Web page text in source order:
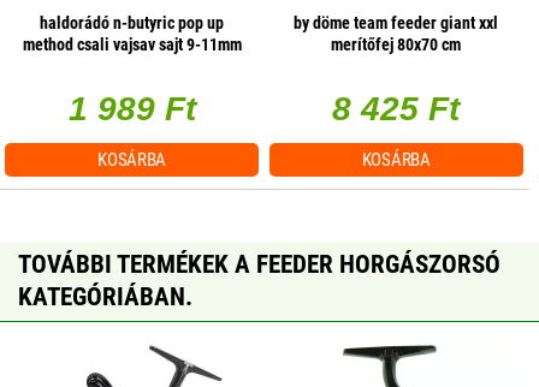
haldorádó n-butyric pop up
method csali vajsav sajt 9-11mm
1 989 Ft
KOSÁRBA
by döme team feeder giant xxl
merítőfej 80x70 cm
8 425 Ft
KOSÁRBA
TOVÁBBI TERMÉKEK A FEEDER HORGÁSZORSÓ
KATEGÓRIÁBAN.